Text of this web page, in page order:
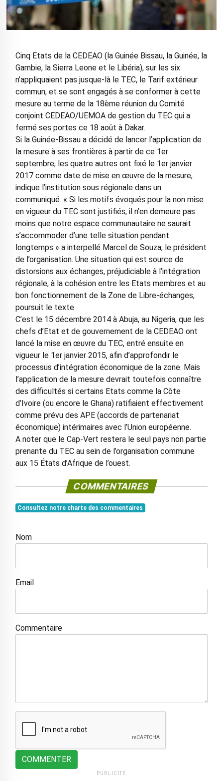
Cinq Etats de la CEDEAO (la Guinée Bissau, la Guinée, la
Gambie, la Sierra Leone et le Libéria), sur les six
n’appliquaient pas jusque-là le TEC, le Tarif extérieur
commun, et se sont engagés à se conformer à cette
mesure au terme de la 18ème réunion du Comité
conjoint CEDEAO/UEMOA de gestion du TEC qui a
fermé ses portes ce 18 août à Dakar.
Si la Guinée-Bissau a décidé de lancer l’application de
la mesure à ses frontières à partir de ce 1er
septembre, les quatre autres ont fixé le 1er janvier
2017 comme date de mise en œuvre de la mesure,
indique l’institution sous régionale dans un
communiqué. « Si les motifs évoqués pour la non mise
en vigueur du TEC sont justifiés, il n’en demeure pas
moins que notre espace communautaire ne saurait
s’accommoder d’une telle situation pendant
longtemps » a interpellé Marcel de Souza, le président
de l’organisation. Une situation qui est source de
distorsions aux échanges, préjudiciable à l’intégration
régionale, à la cohésion entre les Etats membres et au
bon fonctionnement de la Zone de Libre-échanges,
poursuit le texte.
C’est le 15 décembre 2014 à Abuja, au Nigeria, que les
chefs d’Etat et de gouvernement de la CEDEAO ont
lancé la mise en œuvre du TEC, entré ensuite en
vigueur le 1er janvier 2015, afin d’approfondir le
processus d’intégration économique de la zone. Mais
l’application de la mesure devrait toutefois connaître
des difficultés si certains Etats comme la Côte
d’Ivoire (ou encore le Ghana) ratifiaient effectivement
comme prévu des APE (accords de partenariat
économique) intérimaires avec l’Union européenne.
A noter que le Cap-Vert restera le seul pays non partie
prenante du TEC au sein de l’organisation commune
aux 15 États d’Afrique de l’ouest.
COMMENTAIRES
Consultez notre charte des commentaires
Nom
Email
Commentaire
COMMENTER
PUBLICITÉ